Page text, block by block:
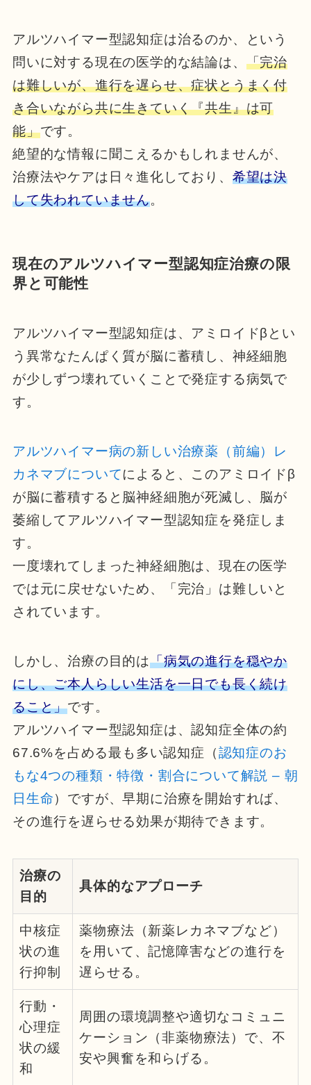
アルツハイマー型認知症は治るのか、という
問いに対する現在の医学的な結論は、 「完治
は難しいが、進行を遅らせ、症状とうまく付
き合いながら共に生きていく『共生』は可
能」です。
絶望的な情報に聞こえるかもしれませんが、
治療法やケアは日々進化しており、 希望は決
して失われていません。
現在のアルツハイマー型認知症治療の限
界と可能性
アルツハイマー型認知症は、アミロイドβとい
う異常なたんぱく質が脳に蓄積し、神経細胞
が少しずつ壊れていくことで発症する病気で
す。
アルツハイマー病の新しい治療薬（前編）レ
カネマブについてによると、このアミロイドβ
が脳に蓄積すると脳神経細胞が死滅し、脳が
萎縮してアルツハイマー型認知症を発症しま
す。
一度壊れてしまった神経細胞は、現在の医学
では元に戻せないため、「完治」は難しいと
されています。
しかし、治療の目的は「病気の進行を穏やか
にし、ご本人らしい生活を一日でも長く続け
ること」です。
アルツハイマー型認知症は、認知症全体の約
67.6%を占める最も多い認知症（認知症のお
もな4つの種類・特徴・割合について解説 – 朝
日生命）ですが、早期に治療を開始すれば、
その進行を遅らせる効果が期待できます。
治療の
目的
具体的なアプローチ
中核症
状の進
行抑制
薬物療法（新薬レカネマブなど）
を用いて、記憶障害などの進行を
遅らせる。
行動・
心理症
状の緩
和
周囲の環境調整や適切なコミュニ
ケーション（非薬物療法）で、不
安や興奮を和らげる。